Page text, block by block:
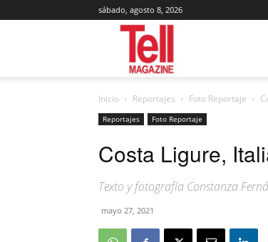
sábado, agosto 8, 2026
Magazine
Inicio Reportajes Foto Reportaje
Reportajes Foto Reportaje
Costa Ligure,
Texto y fotografía Constanza
mayo 27, 2021